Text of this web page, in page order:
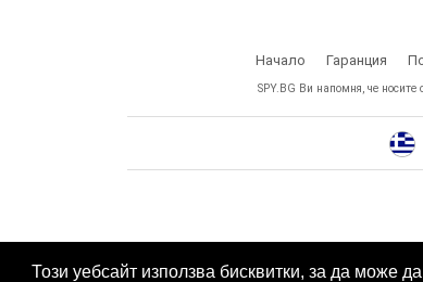
Този уебсайт използва бисквитки, за да може
Начало Гаранция
SPY.BG Ви напомня, че